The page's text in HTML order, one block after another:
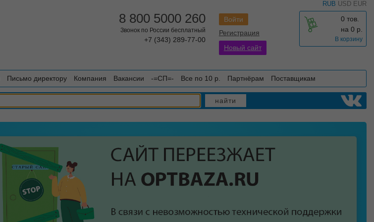
RUB USD EUR
0 тов.
на 0 р.
В корзину
Войти
Регистрация
Новый сайт
8 800 5000 260
Звонок по России бесплатный
+7 (343) 289-77-00
Письмо директору Компания Вакансии -=СП=- Все по 10 р. Партнёрам Поставщикам
найти